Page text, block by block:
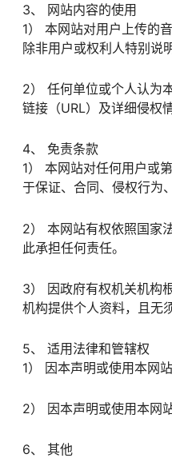
3、 网站内容的使用
1） 本网站对用户上传的
除非用户或权利人特别说
2） 任何单位或个人认为
链接（URL）及详细侵权
4、 免责条款
1） 本网站对任何用户或
于保证、合同、侵权行为
2） 本网站有权依照国家
此承担任何责任。
3） 因政府有权机关机构
机构提供个人资料，且无
5、 适用法律和管辖权
1） 因本声明或使用本网
2） 因本声明或使用本网
6、 其他